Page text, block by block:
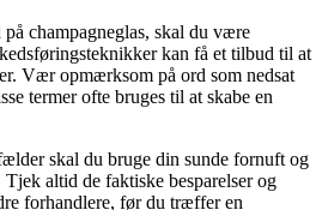
champagneglas, skal du være
kan få et tilbud til at
Vær opmærksom på ord som nedsat
termer ofte bruges til at skabe en
skal du bruge din sunde fornuft og
altid de faktiske besparelser og
forhandlere, før du træffer en